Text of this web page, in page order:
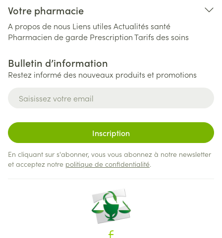
Votre pharmacie
A propos de nous Liens utiles Actualités santé
Pharmacien de garde PrescriptionTarifs des soins
Bulletin d’information
Restez informé des nouveaux produits et promotions
Inscription
En cliquant sur s'abonner, vous vous abonnez à notre newsletter
et acceptez notre politique de confidentialité.